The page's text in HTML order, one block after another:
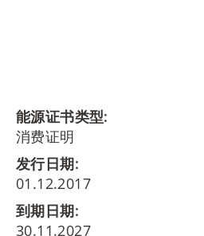
能源证书类型:
消费证明
发行日期:
01.12.2017
到期日期:
30.11.2027